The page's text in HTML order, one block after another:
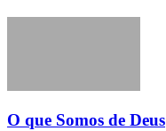
O que Somos de Deus